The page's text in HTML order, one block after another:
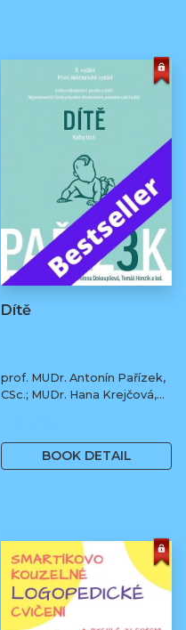
Dítě
prof. MUDr. Antonín Pařízek,
CSc.; MUDr. Hana Krejčová,
Tomáš Honzík, Ph.D. a kol.
BOOK DETAIL